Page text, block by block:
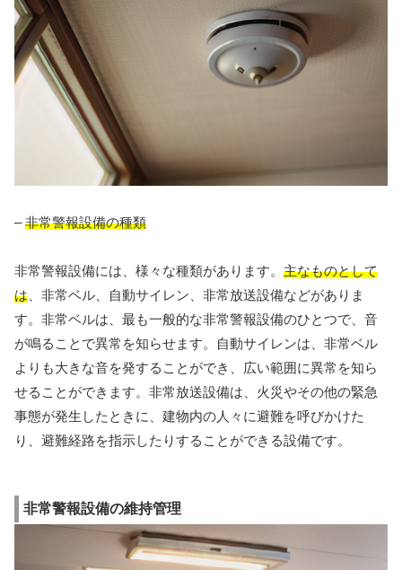
–非常警報設備の種類
非常警報設備には、様々な種類があります。 主なものとして
は 、非常ベル、自動サイレン、非常放送設備などがありま
す。非常ベルは、最も一般的な非常警報設備のひとつで、音
が鳴ることで異常を知らせます。自動サイレンは、非常ベル
よりも大きな音を発することができ、広い範囲に異常を知ら
せることができます。非常放送設備は、火災やその他の緊急
事態が発生したときに、建物内の人々に避難を呼びかけた
り、避難経路を指示したりすることができる設備です。
非常警報設備の維持管理